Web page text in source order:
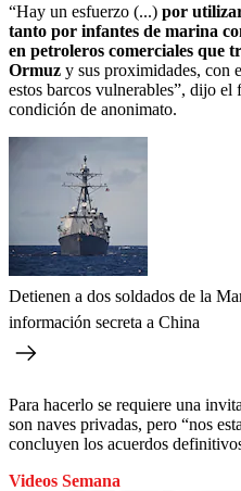
“Hay un esfuerzo (...) por
tanto por infantes de marina
en petroleros comerciales que
Ormuz y sus proximidades, con
estos barcos vulnerables”, dijo el
condición de anonimato.
Detienen a dos soldados de la
información secreta a China
Para hacerlo se requiere una
son naves privadas, pero “nos
concluyen los acuerdos
Videos Semana